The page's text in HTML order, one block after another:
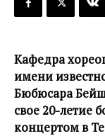
Кыргызстана
Кафедра
имени
Бюбюсара
свое 20-летие
концертом в